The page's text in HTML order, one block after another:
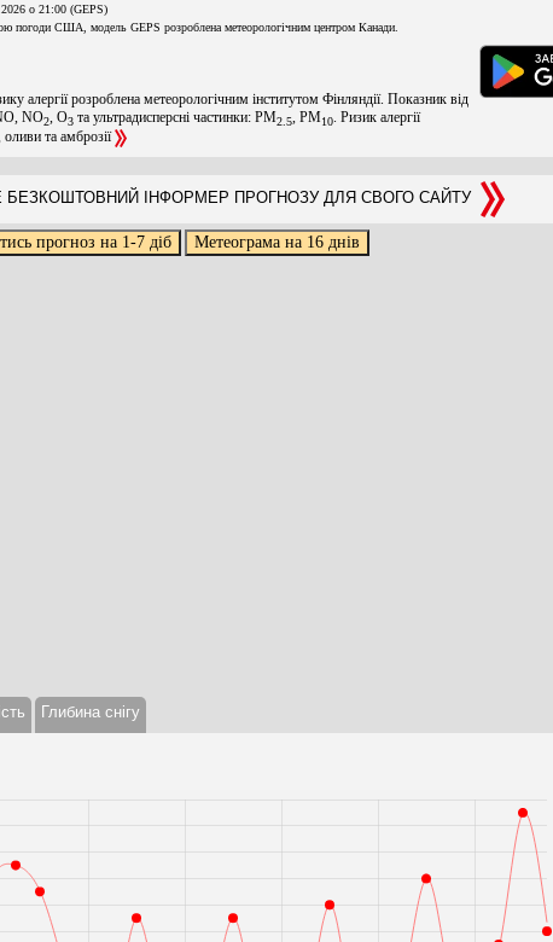
о 21:00 (GEPS)
погоди США, модель GEPS розроблена метеорологічним центром Канади.
алергії розроблена метеорологічним інститутом Фінляндії. Показник від
NO2 , O3 та ультрадисперсні частинки: PM2.5 , PM10 . Ризик алергії
та амброзії
ІНФОРМЕР ПРОГНОЗУ ДЛЯ СВОГО САЙТУ
Глибина снігу